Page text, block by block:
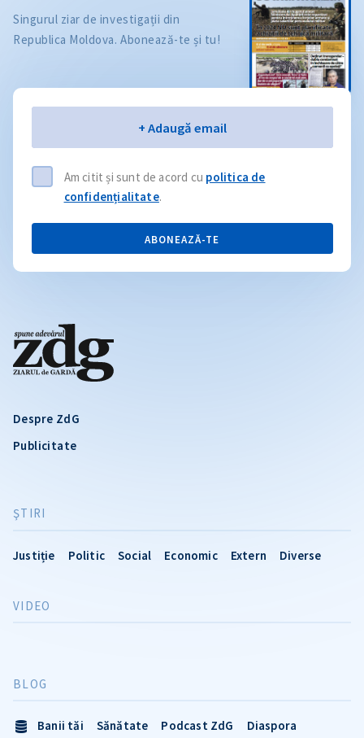
Despre ZdG
Publicitate
ŞTIRI
Justiție Politic Social Economic Extern Diverse
VIDEO
BLOG
Banii tăi Sănătate Podcast ZdG
Diaspora
Singurul ziar de investigații din
Republica Moldova. Abonează-te și tu!
+ Adaugă email
Am citit și sunt de acord cu politica de
confidențialitate.
ABONEAZĂ-TE